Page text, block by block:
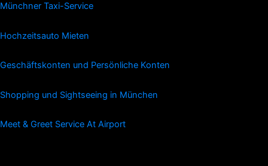
Münchner Taxi-Service
Hochzeitsauto Mieten
Geschäftskonten und Persönliche Konten
Shopping und Sightseeing in München
Meet & Greet Service At Airport